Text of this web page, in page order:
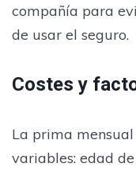
compañía para
de usar el seguro.
Costes y
La prima
variables: edad